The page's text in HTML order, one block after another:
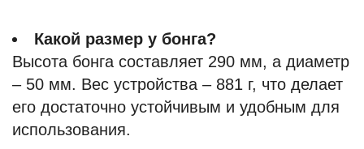
Какой размер у бонга?
Высота бонга составляет 290 мм, а диаметр
– 50 мм. Вес устройства – 881 г, что делает
его достаточно устойчивым и удобным для
использования.